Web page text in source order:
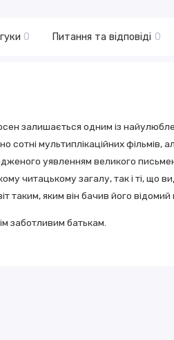
0 Питання та відповіді 0
залишається одним із
сотні мультиплікаційних фільмів,
уявленням великого
читацькому загалу, так і ті, що
таким, яким він бачив його
заботливим батькам.